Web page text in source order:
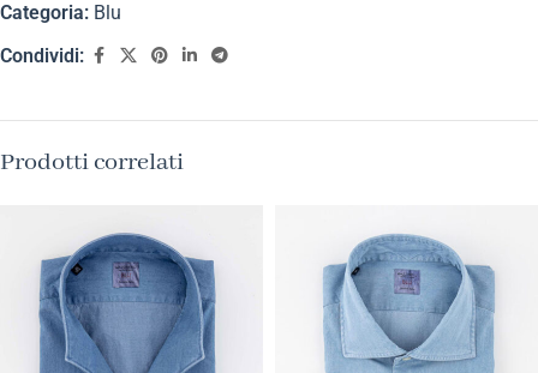
Categoria: Blu
Condividi:
Prodotti correlati